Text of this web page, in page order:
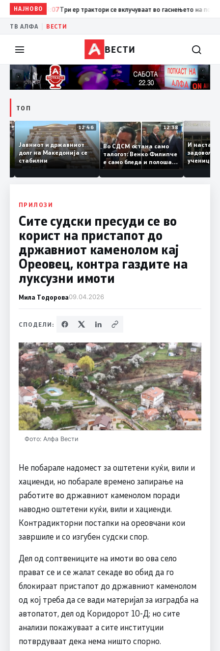
НАЈНОВО
13:07 Три ер трактори се вклучуваат во гаснењето на пожарот
ТВ АЛФА ВЕСТИ
ВЕСТИ
ТОП
12:47
ги
12:46
Јавниот и државниот
долг на Македонија се
стабилни
12:38
Во СДСМ остана само
талогот: Венко Филипче
е само бледа и полоша
копија дури и од Зоран
Заев
И
ПРИЛОЗИ
Сите судски пресуди се во
корист на пристапот до
државниот каменолом кај
Ореовец, контра газдите на
луксузни имоти
Мила Тодорова09.04.2026
СПОДЕЛИ:
Фото: Алфа Вести
Не побарале надомест за оштетени куќи, вили и
хациенди, но побарале времено запирање на
работите во државниот каменолом поради
наводно оштетени куќи, вили и хациенди.
Контрадикторни постапки на ореовчани кои
завршиле и со изгубен судски спор.
Дел од соптвениците на имоти во ова село
прават се и се жалат секаде во обид да го
блокираат пристапот до државниот каменолом
од кој треба да се вади материјал за изградба на
автопатот, дел од Коридорот 10-Д; но сите
анализи покажуваат а сите институции
потврдуваат дека нема ништо спорно.